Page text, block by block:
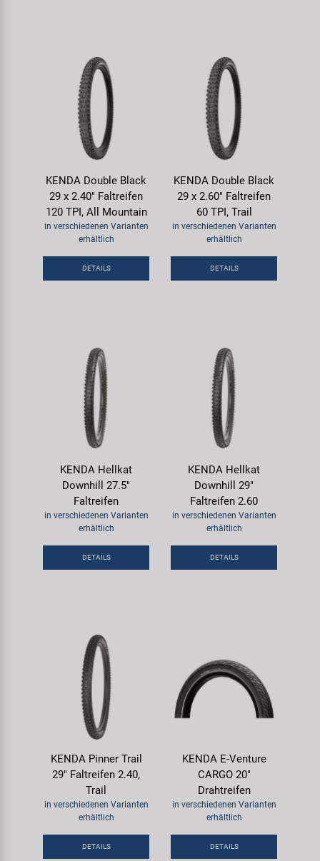
KENDA Double Black
29 x 2.40" Faltreifen
120 TPI, All Mountain
in verschiedenen Varianten
erhältlich
DETAILS
KENDA Double Black
29 x 2.60" Faltreifen
60 TPI, Trail
in verschiedenen Varianten
erhältlich
DETAILS
KENDA Hellkat
Downhill 27.5"
Faltreifen
in verschiedenen Varianten
erhältlich
DETAILS
KENDA Hellkat
Downhill 29"
Faltreifen 2.60
in verschiedenen Varianten
erhältlich
DETAILS
KENDA Pinner Trail
29" Faltreifen 2.40,
Trail
in verschiedenen Varianten
erhältlich
DETAILS
KENDA E-Venture
CARGO 20"
Drahtreifen
in verschiedenen Varianten
erhältlich
DETAILS